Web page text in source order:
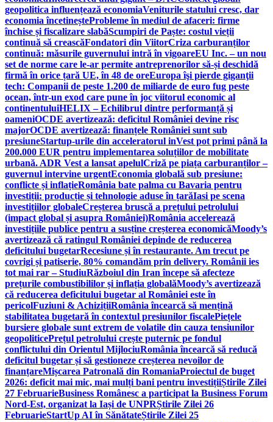
geopolitica influențează economiaVeniturile statului cresc, dar
economia încetineșteProbleme în mediul de afaceri: firme
închise și fiscalizare slabăScumpiri de Paște: costul vieții
continuă să creascăFondatori din ViitorCriza carburanților
continuă: măsurile guvernului intră în vigoareEU Inc. – un nou
set de norme care le-ar permite antreprenorilor să-și deschidă
firmă în orice țară UE, în 48 de oreEuropa îşi pierde giganţii
tech: Companii de peste 1.200 de miliarde de euro fug peste
ocean, într-un exod care pune în joc viitorul economic al
continentuluiHELIX – Echilibrul dintre performanță și
oameniOCDE avertizează: deficitul României devine risc
majorOCDE avertizează: finanțele României sunt sub
presiuneStartup-urile din acceleratorul inVest pot primi până la
200.000 EUR pentru implementarea soluțiilor de mobilitate
urbană. ADR Vest a lansat apelulCriză pe piața carburanților –
guvernul intervine urgentEconomia globală sub presiune:
conflicte și inflațieRomânia bate palma cu Bavaria pentru
investiții: producție și tehnologie aduse în țarăIasi pe scena
investițiilor globaleCreșterea bruscă a prețului petrolului
(impact global și asupra României)România accelerează
investițiile publice pentru a susține creșterea economicăMoody’s
avertizează că ratingul României depinde de reducerea
deficitului bugetarRecesiune și în restaurante. Am trecut pe
covrigi și patiserie, 80% comandăm prin delivery. Românii ies
tot mai rar – StudiuRăzboiul din Iran începe să afecteze
prețurile combustibililor și inflația globalăMoody’s avertizează
că reducerea deficitului bugetar al României este în
pericolFuziuni & AchizițiiRomânia încearcă să mențină
stabilitatea bugetară în contextul presiunilor fiscalePiețele
bursiere globale sunt extrem de volatile din cauza tensiunilor
geopoliticePrețul petrolului crește puternic pe fondul
conflictului din Orientul MijlociuRomânia încearcă să reducă
deficitul bugetar și să gestioneze creșterea nevoilor de
finanțareMișcarea Patronală din RomaniaProiectul de buget
2026: deficit mai mic, mai mulți bani pentru investițiiȘtirile Zilei
27 FebruarieBusiness Românesc a participat la Business Forum
Nord-Est, organizat la Iași de UNPRȘtirile Zilei 26
FebruarieStartUp AI în SănătateȘtirile Zilei 25